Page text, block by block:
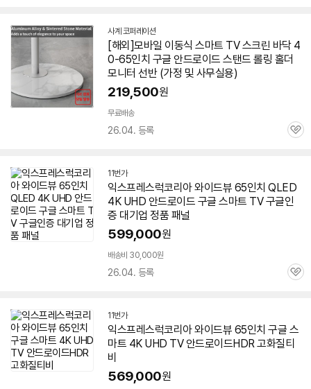
사계 코퍼레이션네
이
버
페
[해외]모바일 이동식 스마트 TV스크린 바닥 4
0-65인치 구글 안드로이드 스탠드 롤링 홀더
모니터 선반 (가정 및 사무실용)
219,500원
무료배송
26.04. 등록
관
11번가
익스프레스럭코리아 와이드뷰 65인치 QLED
4K UHD 안드로이드 구글 스마트 TV 구글인
증 대기업 정품 패널
599,000원
배송비 30,000원
26.04. 등록
관
11번가
익스프레스럭코리아 와이드뷰 65인치 구글 스
마트 4K UHD TV 안드로이드HDR 고화질티
비
569,000원